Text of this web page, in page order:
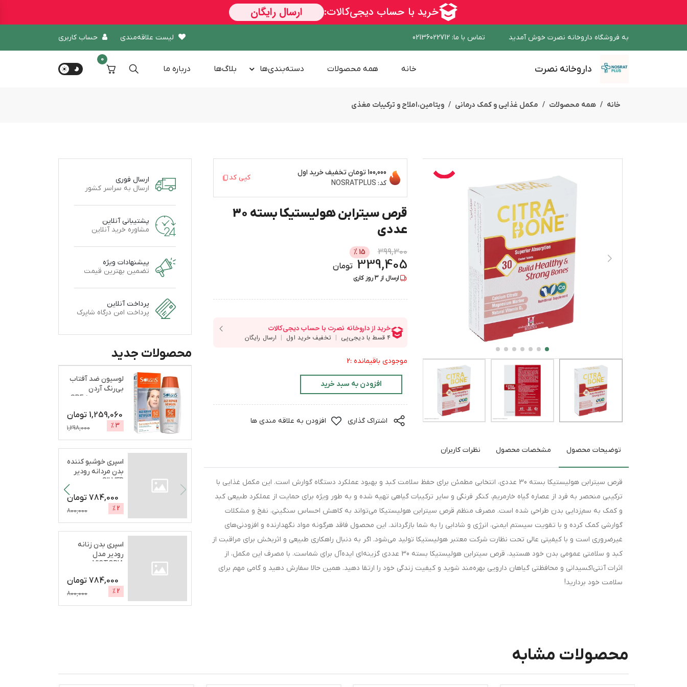
به فروشگاه داروخانه نصرت خوش آمدید تماس با ما:
02136022712 لیست علاقه‌مندی حساب کاربری
داروخانه نصرت خانه همه محصولات دسته‌بندی‌ها بلاگ‌ها درباره‌ ما
0
خانه همه محصولات مکمل غذایی و کمک درمانی ویتامین،املاح و ترکیبات مغذی
100,000 تومان
تخفیف خرید اول
کد: NOSRATPLUS
کپی کد
قرص سیترابن هولیستیکا بسته 30
عددی
399,300
15
%
339,405 تومان
ارسال از 3روز کاری
موجودی باقیمانده :2
افزودن به سبد خرید
اشتراک گذاری افزودن به علاقه مندی ها
توضیحات محصول مشخصات محصول نظرات کاربران
قرص سیترابن هولیستیکا بسته 30 عددی، انتخابی مطمئن برای حفظ سلامت کبد و بهبود عملکرد دستگاه گوارش است. این مکمل غذایی با
ترکیبی منحصر به فرد از عصاره گیاه خارمریم، کنگر فرنگی و سایر ترکیبات گیاهی تهیه شده و به طور ویژه برای حمایت از عملکرد طبیعی کبد
و کمک به سم‌زدایی بدن طراحی شده است. مصرف منظم قرص سیترابن هولیستیکا می‌تواند به کاهش احساس سنگینی، نفخ و مشکلات
گوارشی کمک کرده و با تقویت سیستم ایمنی، انرژی و شادابی را به شما بازگرداند. این محصول فاقد هرگونه مواد نگهدارنده و افزودنی‌های
غیرضروری است و با کیفیتی عالی تحت نظارت شرکت معتبر هولیستیکا تولید می‌شود. اگر به دنبال راهکاری طبیعی و اثربخش برای مراقبت از
کبد و سلامتی عمومی بدن خود هستید، قرص سیترابن هولیستیکا بسته 30 عددی گزینه‌ای ایده‌آل برای شماست. با مصرف این مکمل، از
اثرات آنتی‌اکسیدانی و محافظتی گیاهان دارویی بهره‌مند شوید و کیفیت زندگی خود را ارتقا دهید. همین حالا سفارش دهید و گامی مهم برای
سلامت خود بردارید!
ارسال فوری
ارسال به سراسر کشور
پشتیبانی آنلاین
مشاوره خرید آنلاین
پیشنهادات ویژه
تضمین بهترین قیمت
پرداخت آنلاین
پرداخت امن درگاه شاپرک
محصولات جدید
لوسیون ضد آفتاب
بی‌رنگ آردن
1,259,060 تومان
3
%
1,298,000
اسپری خوشبو کننده
بدن مردانه رودیر
SILVER
784,000 تومان
2
%
800,000
اسپری بدن زنانه
رودیر مدل
VICTORIA
...
784,000 تومان
2
%
800,000
محصولات مشابه